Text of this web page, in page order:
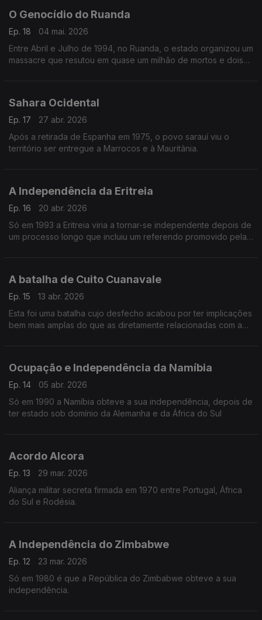
O Genocídio do Ruanda
Ep. 18
04 mai. 2026
Entre Abril e Julho de 1994, no Ruanda, o estado organizou um
massacre que resutou em quase um milhão de mortos e dois
Sahara Ocidental
Ep. 17
27 abr. 2026
Após a retirada de Espanha em 1975, o povo sarauí viu o
território ser entregue a Marrocos e à Mauritânia.
A Independência da Eritreia
Ep. 16
20 abr. 2026
Só em 1993 a Eritreia viria a tornar-se independente depois de
um processo longo que incluiu um referendo promovido pelas
A batalha de Cuito Cuanavale
Ep. 15
13 abr. 2026
Esta foi uma batalha cujo desfecho acabou por ter implicações
bem mais amplas do que as diretamente relacionadas com a
Ocupação e Independência da Namíbia
Ep. 14
05 abr. 2026
Só em 1990 a Namíbia obteve a sua independência, depois de
ter estado sob domínio da Alemanha e da África do Sul
Acordo Alcora
Ep. 13
29 mar. 2026
Aliança militar secreta firmada em 1970 entre Portugal, África
do Sul e Rodésia.
A Independência do Zimbabwe
Ep. 12
23 mar. 2026
Só em 1980 é que a República do Zimbabwe obteve a sua
independência.